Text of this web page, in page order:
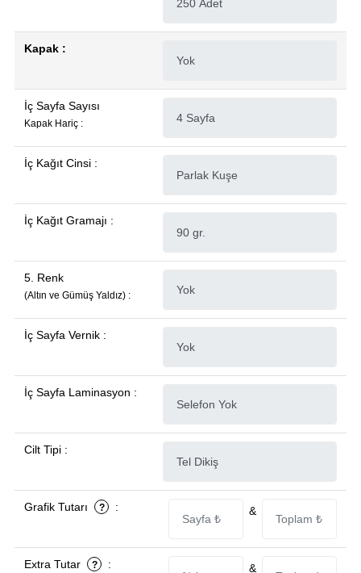
Kapak :
İç Sayfa Sayısı
Kapak Hariç :
İç Kağıt Cinsi :
İç Kağıt Gramajı :
5. Renk
(Altın ve Gümüş Yaldız) :
İç Sayfa Vernik :
İç Sayfa Laminasyon :
Cilt Tipi :
Grafik Tutarı ? : &
Extra Tutar ? : &